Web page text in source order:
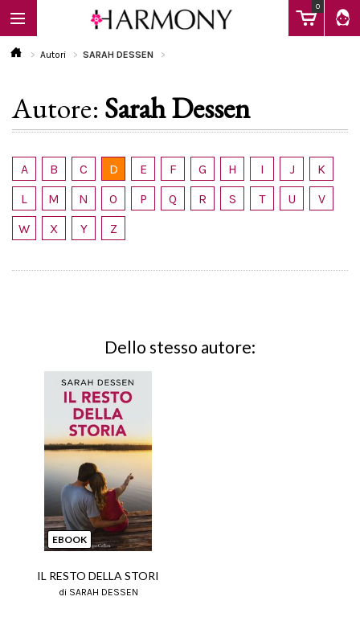
0
EBOOK
LIBRI
Calendario
Autori SARAH DESSEN
Autore: Sarah Dessen
A B C D E F G H I J
K
L
M N O P Q R S T U
V
W
X Y Z
Dello stesso autore:
EBOOK
IL RESTO DELLA STORI
di SARAH DESSEN